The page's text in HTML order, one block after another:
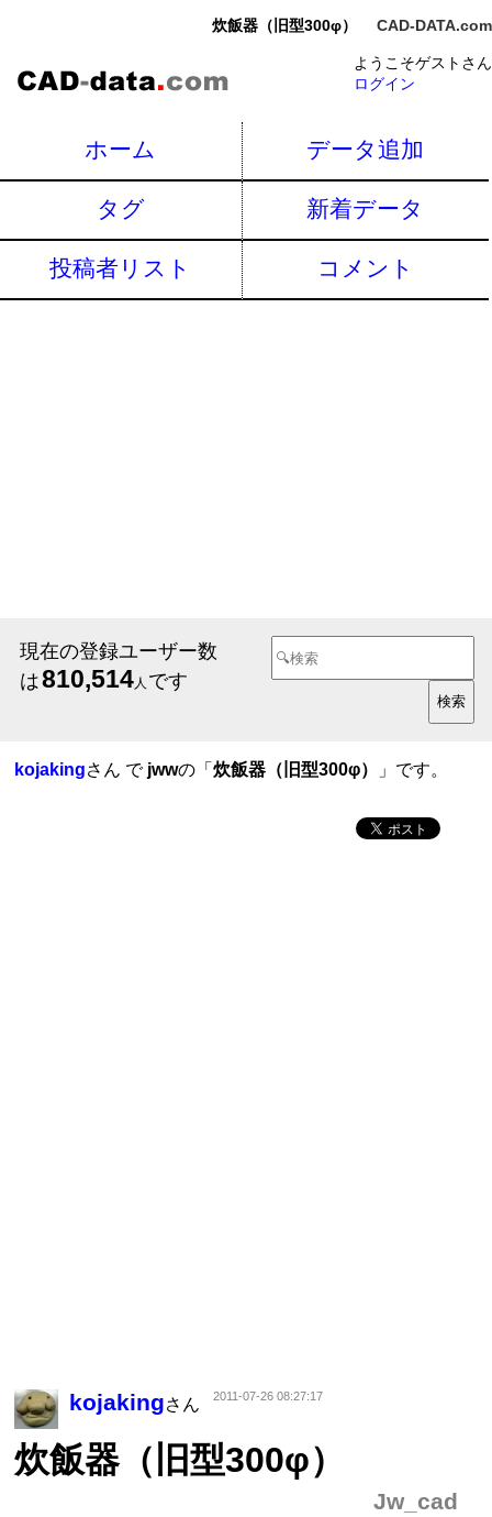
炊飯器（旧型300φ） CAD-DATA.com
ようこそゲストさん
ログイン
ホーム データ追加
タグ 新着データ
投稿者リスト コメント
現在の登録ユーザー数
は810,514人 です
kojakingさん で jwwの「炊飯器（旧型300φ） 」です。
kojakingさん 2011-07-26 08:27:17
炊飯器（旧型300φ）
Jw_cad